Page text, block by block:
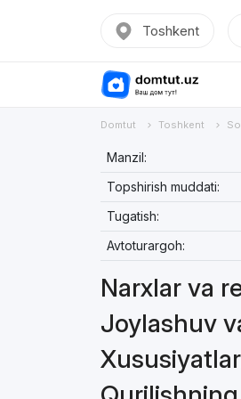
Toshkent
Domtut Toshkent
Manzil:
Topshirish muddati:
Tugatish:
Avtoturargoh:
Narxlar va
Joylashuv